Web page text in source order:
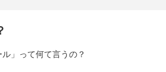
」って何て言うの？